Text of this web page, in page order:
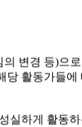
변경 등)으
당 활동가들에
변경 등)으
당 활동가들
실하게 활동